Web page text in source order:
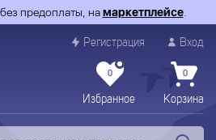
предоплаты, намаркетплейсе.
Регистрация Вход
0
Избранное
0
Корзина